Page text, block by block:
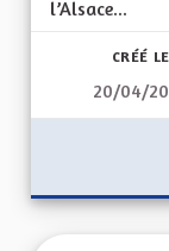
l’Alsace...
CRÉÉ LE
20/04/